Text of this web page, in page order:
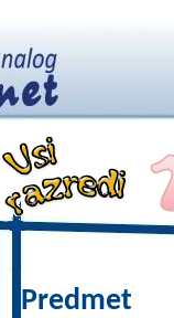
Predmet